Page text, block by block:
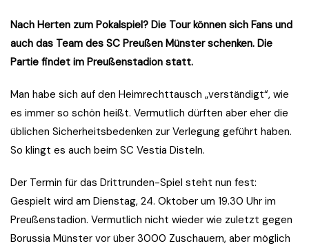
Nach Herten zum Pokalspiel? Die Tour können sich Fans und
auch das Team des SC Preußen Münster schenken. Die
Partie findet im Preußenstadion statt.
Man habe sich auf den Heimrechttausch „verständigt“, wie
es immer so schön heißt. Vermutlich dürften aber eher die
üblichen Sicherheitsbedenken zur Verlegung geführt haben.
So klingt es auch beim SC Vestia Disteln.
Der Termin für das Drittrunden-Spiel steht nun fest:
Gespielt wird am Dienstag, 24. Oktober um 19.30 Uhr im
Preußenstadion. Vermutlich nicht wieder wie zuletzt gegen
Borussia Münster vor über 3000 Zuschauern, aber möglich